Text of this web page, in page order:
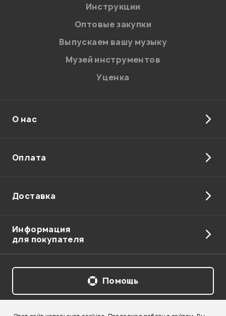
на обработку персональных данных в
Политикой в отношении обработки
персональных данных.
Введите проверочное число:
Отправить
Инструкции
Оптовые закупки
Выпускаем вашу музыку
Музей инструментов
Уценка
О нас
Оплата
Доставка
Информация
для покупателя
Помощь